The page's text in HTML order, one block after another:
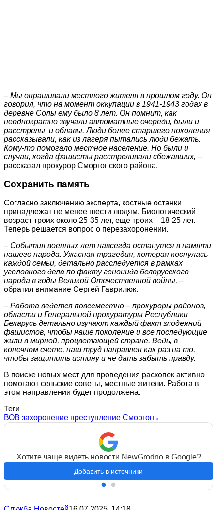
– Мы опрашивали местного жителя в прошлом году. Он
говорил, что на момент оккупации в 1941-1943 годах в
деревне Солы ему было 8 лет. Он помнит, как
неоднократно звучали автоматные очереди, были и
расстрелы, и облавы. Люди более старшего поколения
рассказывали, как из лагеря пытались люди бежать.
Кому-то помогало местное население. Но были и
случаи, когда фашисты расстреливали сбежавших, –
рассказал прокурор Сморгонского района.
Сохранить память
Согласно заключению эксперта, костные останки
принадлежат не менее шести людям. Биологический
возраст троих около 25-35 лет, еще троих – 18-25 лет.
Теперь решается вопрос о перезахоронении.
– События военных лет навсегда останутся в памяти
нашего народа. Ужасная трагедия, которая коснулась
каждой семьи, детально расследуется в рамках
уголовного дела по факту геноцида белорусского
народа в годы Великой Отечественной войны, –
обратил внимание Сергей Гаврилюк.
– Работа ведется повсеместно – прокуроры районов,
области и Генеральной прокуратуры Республики
Беларусь детально изучают каждый факт злодеяний
фашистов, чтобы наше поколение и все последующие
жили в мирной, процветающей стране. Ведь, в
конечном счете, наш труд направлен как раз на то,
чтобы защитить истину и не дать забыть правду.
В поиске новых мест для проведения раскопок активно
помогают сельские советы, местные жители. Работа в
этом направлении будет продолжена.
Теги
ВОВ захоронение преступление Сморгонь
Хотите чаще видеть новости NewGrodno в Google?
Добавить в источники